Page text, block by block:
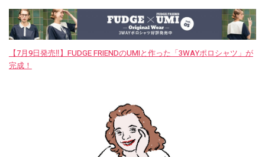
【7月9日発売‼︎】FUDGE FRIENDのUMIと作った「3WAYポロシャツ」が
完成！